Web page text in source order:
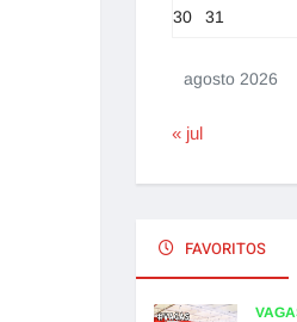
agosto 2026
30 31
« jul
FAVORITOS